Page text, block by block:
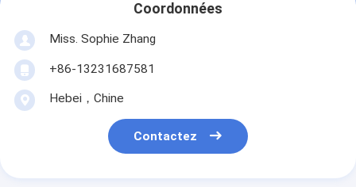
Coordonnées
Miss. Sophie Zhang
+86-13231687581
Hebei，Chine
Contactez